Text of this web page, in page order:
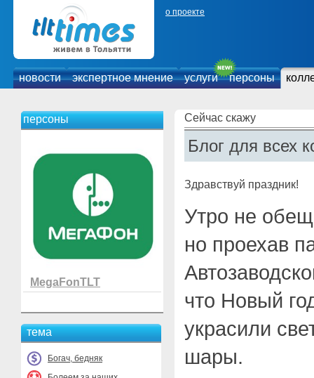
о проекте
новости экспертное мнение услуги персоны
персоны
MegaFonTLT
тема
Богач, бедняк
Сейчас скажу
Блог для всех
Здравствуй праздник!
Утро не
но проехав
что Новый
украсили
шары.